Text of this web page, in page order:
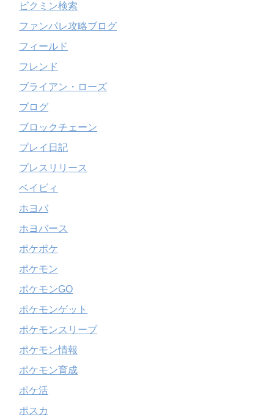
ピクミン検索
ファンパレ攻略ブログ
フィールド
フレンド
ブライアン・ローズ
ブログ
ブロックチェーン
プレイ日記
プレスリリース
ベイビィ
ホヨバ
ホヨバース
ポケポケ
ポケモン
ポケモンGO
ポケモンゲット
ポケモンスリープ
ポケモン情報
ポケモン育成
ポケ活
ポスカ